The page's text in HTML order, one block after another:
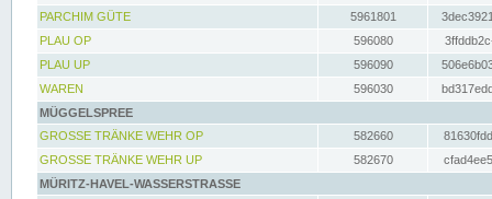
PARCHIM GÜTE
5961801
PLAU OP
596080
PLAU UP
596090
WAREN
596030
MÜGGELSPREE
GROSSE TRÄNKE WEHR OP
582660
GROSSE TRÄNKE WEHR UP
582670
MÜRITZ-HAVEL-WASSERSTRASSE